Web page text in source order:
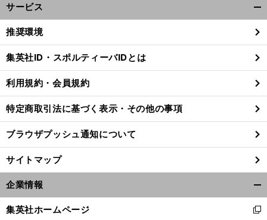
サービス
閉
る
推奨環境
集英社ID・スポルティーバIDとは
利用規約・会員規約
特定商取引法に基づく表示・その他の事項
ブラウザプッシュ通知について
サイトマップ
企業情報
閉
集英社ホームページ
新